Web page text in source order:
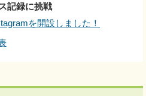
記録に挑戦
を開設しました！